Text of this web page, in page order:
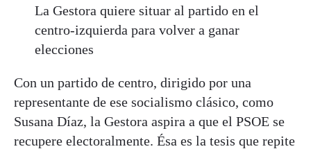
La Gestora quiere situar al partido en el
centro-izquierda para volver a ganar
elecciones
Con un partido de centro, dirigido por una
representante de ese socialismo clásico, como
Susana Díaz, la Gestora aspira a que el PSOE se
recupere electoralmente. Ésa es la tesis que repite